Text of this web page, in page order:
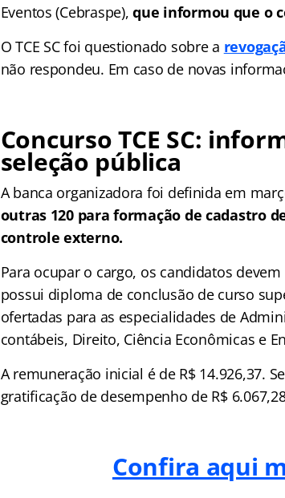
Eventos (Cebraspe),que informou que o
O TCE SC foi questionado sobre a
não respondeu. Em caso de novas
Concurso TCE SC:
seleção pública
A banca organizadora foi definida em
outras 120 para formação de cadastro
controle externo.
Para ocupar o cargo, os candidatos
possui diploma de conclusão de curso
ofertadas para as especialidades de
contábeis, Direito, Ciência Econômicas e
A remuneração inicial é de R$ 14.926,37.
gratificação de desempenho de R$
Confira aqui